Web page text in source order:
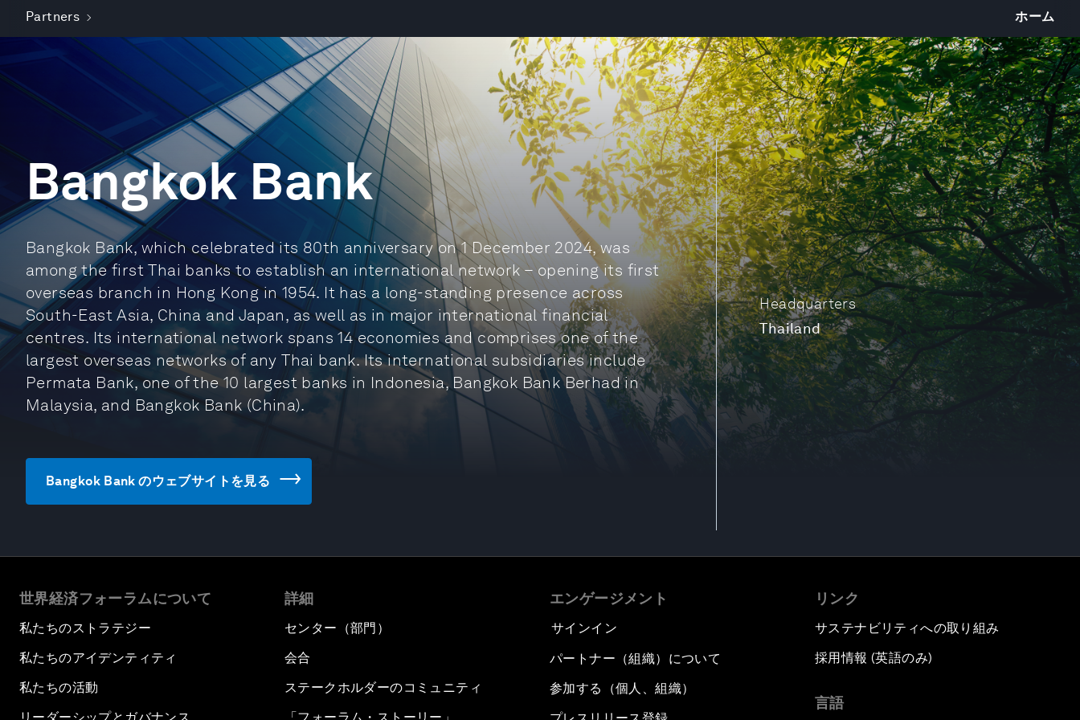
Partners ホーム
Headquarters
Thailand
Bangkok Bank
Bangkok Bank, which celebrated its 80th anniversary on 1 December 2024, was
among the first Thai banks to establish an international network – opening its first
overseas branch in Hong Kong in 1954. It has a long-standing presence across
South-East Asia, China and Japan, as well as in major international financial
centres. Its international network spans 14 economies and comprises one of the
largest overseas networks of any Thai bank. Its international subsidiaries include
Permata Bank, one of the 10 largest banks in Indonesia, Bangkok Bank Berhad in
Malaysia, and Bangkok Bank (China).
Bangkok Bank のウェブサイトを見る
世界経済フォーラムについて
私たちのストラテジー
私たちのアイデンティティ
私たちの活動
詳細
センター（部門）
会合
ステークホルダーのコミュニティ
エンゲージメント
サインイン
パートナー（組織）について
参加する（個人、組織）
リンク
サステナビリティへの取り組み
採用情報 (英語のみ)
言語